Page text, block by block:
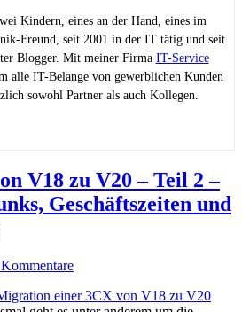
Kindern, eines an der Hand, eines im
Freund, seit 2001 in der IT tätig und seit
Blogger. Mit meiner Firma IT-Service
alle IT-Belange von gewerblichen Kunden
sowohl Partner als auch Kollegen.
V18 zu V20 – Teil 2 –
Geschäftszeiten und
einer 3CX von V18 zu V20